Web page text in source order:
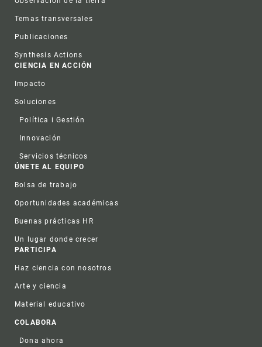
Temas transversales
Publicaciones
Synthesis Actions
CIENCIA EN ACCIÓN
Impacto
Soluciones
Política i Gestión
Innovación
Servicios técnicos
ÚNETE AL EQUIPO
Bolsa de trabajo
Oportunidades académicas
Buenas prácticas HR
Un lugar donde crecer
PARTICIPA
Haz ciencia con nosotros
Arte y ciencia
Material educativo
COLABORA
Dona ahora